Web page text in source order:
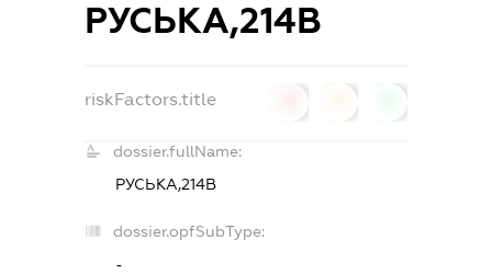
РУСЬКА,214В
riskFactors.title
dossier.fullName:
РУСЬКА,214В
dossier.opfSubType:
-